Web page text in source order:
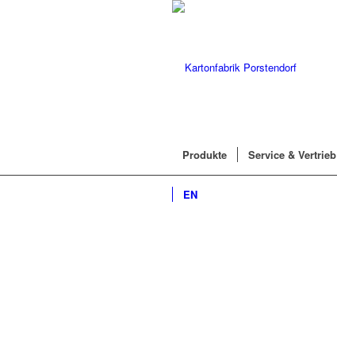
Produkte Service & Vertrieb
EN